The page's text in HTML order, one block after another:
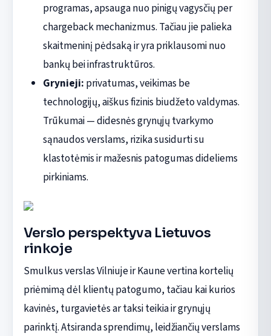
programas, apsauga nuo pinigų vagysčių per
chargeback mechanizmus. Tačiau jie palieka
skaitmeninį pėdsaką ir yra priklausomi nuo
bankų bei infrastruktūros.
Grynieji: privatumas, veikimas be
technologijų, aiškus fizinis biudžeto valdymas.
Trūkumai — didesnės grynųjų tvarkymo
sąnaudos verslams, rizika susidurti su
klastotėmis ir mažesnis patogumas dideliems
pirkiniams.
Verslo perspektyva Lietuvos
rinkoje
Smulkus verslas Vilniuje ir Kaune vertina kortelių
priėmimą dėl klientų patogumo, tačiau kai kurios
kavinės, turgavietės ar taksi teikia ir grynųjų
parinktį. Atsiranda sprendimų, leidžiančių verslams